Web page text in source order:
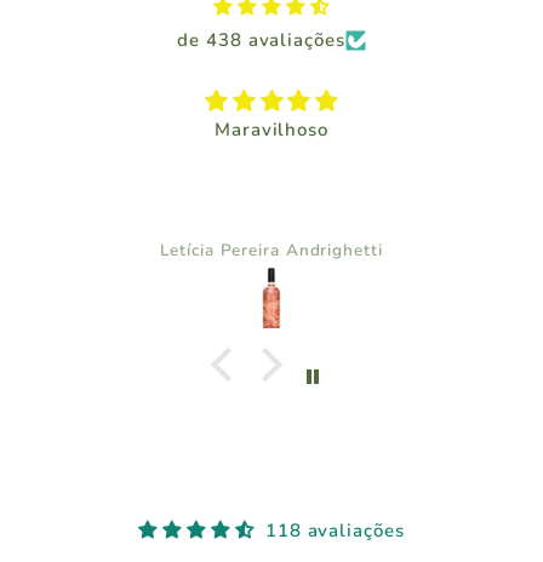
de 438 avaliações
Maravilhoso
Letícia Pereira Andrighetti
118 avaliações